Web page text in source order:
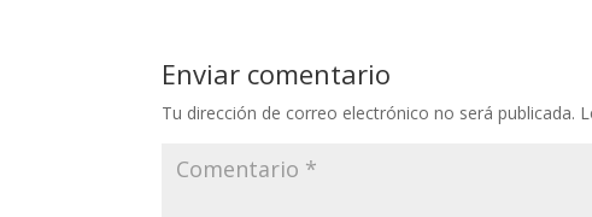
Enviar comentario
Tu dirección de correo electrónico no será publicada.